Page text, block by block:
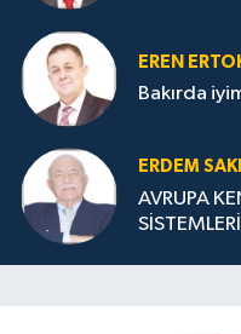
EREN
Bakırda
ERDEM
AVRUPA